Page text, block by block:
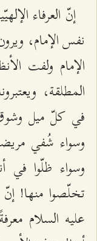
إنّ العرفاء
نفس الإمام،
الإمام ولفت
المطلقة،
في كلّ ميل
وسواء شُفي
وسواء ظلّوا في
تخلّصوا منها!
عليه السلام